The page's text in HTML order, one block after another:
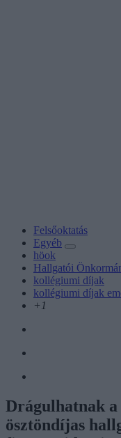
Felsőoktatás
Egyéb
höok
Hallgatói
kollégiumi díjak
kollégiumi díjak
+1
Drágulhatnak
ösztöndíjas